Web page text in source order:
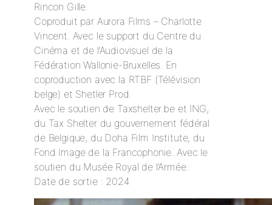
Rincon Gille.
Coproduit par Aurora Films – Charlotte
Vincent. Avec le support du Centre du
Cinéma et de l’Audiovisuel de la
Fédération Wallonie-Bruxelles. En
coproduction avec la RTBF (Télévision
belge) et Shetler Prod.
Avec le soutien de Taxshelter.be et ING,
du Tax Shelter du gouvernement fédéral
de Belgique, du Doha Film Institute, du
Fond Image de la Francophonie. Avec le
soutien du Musée Royal de l’Armée.
Date de sortie : 2024